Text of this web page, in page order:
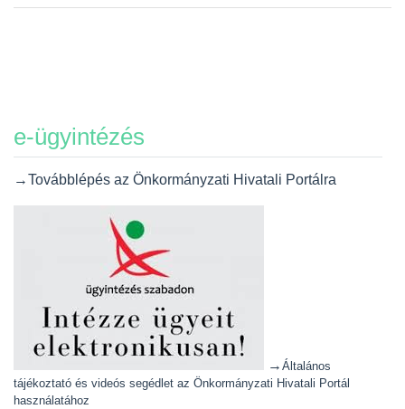
e-ügyintézés
→Továbblépés az Önkormányzati Hivatali Portálra
→ Általános
tájékoztató és videós segédlet az Önkormányzati Hivatali Portál
használatához